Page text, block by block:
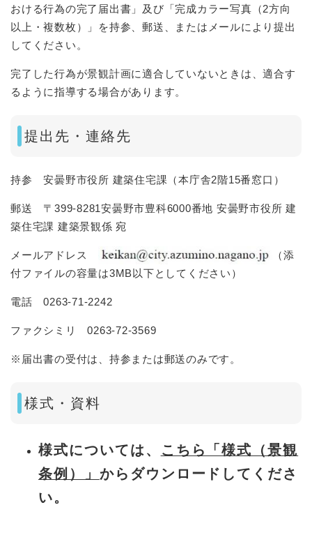
おける行為の完了届出書」及び「完成カラー写真（2方向
以上・複数枚）」を持参、郵送、またはメールにより提出
してください。
完了した行為が景観計画に適合していないときは、適合す
るように指導する場合があります。
提出先・連絡先
持参 安曇野市役所 建築住宅課（本庁舎2階15番窓口）
郵送 〒399-8281安曇野市豊科6000番地 安曇野市役所 建
築住宅課 建築景観係 宛
メールアドレス
​（添
付ファイルの容量は3MB以下としてください）
電話 0263-71-2242
ファクシミリ 0263-72-3569
※届出書の受付は、持参または郵送のみです。
様式・資料
様式については、
こちら「様式（景観
条例）」 からダウンロードしてくださ
い。